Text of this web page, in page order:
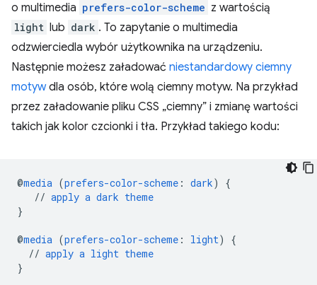
o multimedia prefers-color-scheme z wartością
light lub dark . To zapytanie o multimedia
odzwierciedla wybór użytkownika na urządzeniu.
Następnie możesz załadować niestandardowy ciemny
motywdla osób, które wolą ciemny motyw. Na przykład
przez załadowanie pliku CSS „ciemny” i zmianę wartości
takich jak kolor czcionki i tła. Przykład takiego kodu:
@media (prefers-color-scheme : dark)
{
// apply a dark theme
}
@media (prefers-color-scheme : light)
{
// apply a light theme
}